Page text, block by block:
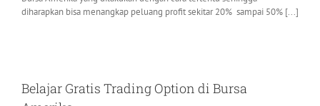
diharapkan bisa menangkap peluang profit sekitar 20% sampai 50% [...]
Belajar Gratis Trading Option di Bursa